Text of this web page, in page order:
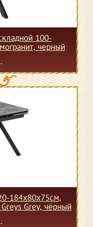
100-
черный
184x80x75см,
Grey, чёрный